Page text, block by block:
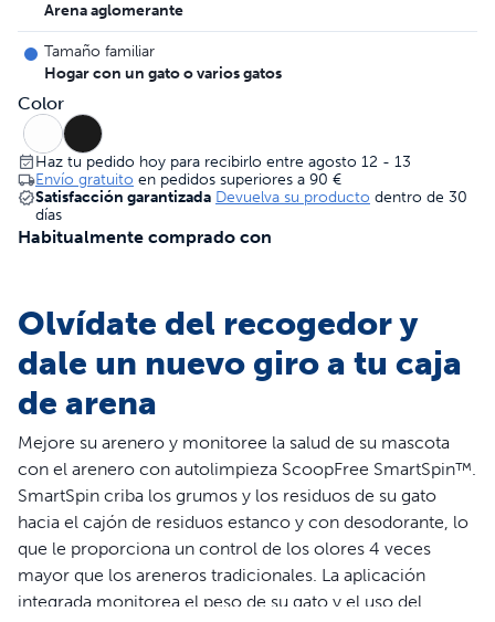
Arena aglomerante
Tamaño familiar
Hogar con un gato o varios gatos
Color
Haz tu pedido hoy para recibirlo entre agosto 12 - 13
Envío gratuito en pedidos superiores a 90 €
Satisfacción garantizada Devuelva su producto dentro de 30
días
Habitualmente comprado con
Olvídate del recogedor y
dale un nuevo giro a tu caja
de arena
Mejore su arenero y monitoree la salud de su mascota
con el arenero con autolimpieza ScoopFree SmartSpin™.
SmartSpin criba los grumos y los residuos de su gato
hacia el cajón de residuos estanco y con desodorante, lo
que le proporciona un control de los olores 4 veces
mayor que los areneros tradicionales. La aplicación
integrada monitorea el peso de su gato y el uso del